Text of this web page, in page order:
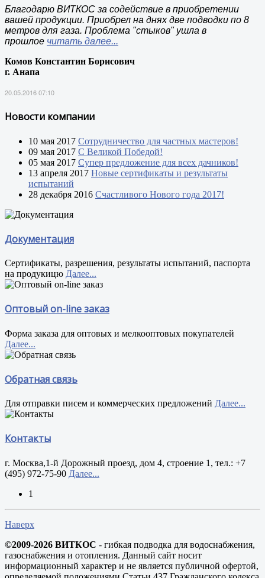
Благодарю ВИТКОС за содействие в приобретении
вашей продукции. Приобрел на днях две подводки по 8
метров для газа. Проблема "стыков" ушла в
прошлое читать далее...
Комов Константин Борисович
г. Анапа
20.05.2016 07:10
Новости компании
10 мая 2017 Сотрудничество для частных мастеров!
09 мая 2017 С Великой Победой!
05 мая 2017 Супер предложение для всех дачников!
13 апреля 2017 Новые сертификаты и результаты
испытаний
28 декабря 2016 Счастливого Нового года 2017!
Документация
Сертификаты, разрешения, результаты испытаний, паспорта
на продукицю Далее...
Оптовый on-line заказ
Форма заказа для оптовых и мелкооптовых покупателей
Далее...
Обратная связь
Для отправки писем и коммерческих предложений Далее...
Контакты
г. Москва,1-й Дорожный проезд, дом 4, строение 1, тел.: +7
(495) 972-75-90 Далее...
1
Наверх
©2009-2026 ВИТКОС - гибкая подводка для водоснабжения,
газоснабжения и отопления. Данный сайт носит
информационный характер и не является публичной офертой,